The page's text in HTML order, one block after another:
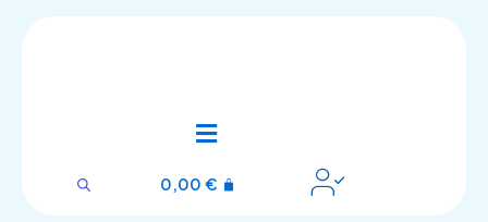
0,00€